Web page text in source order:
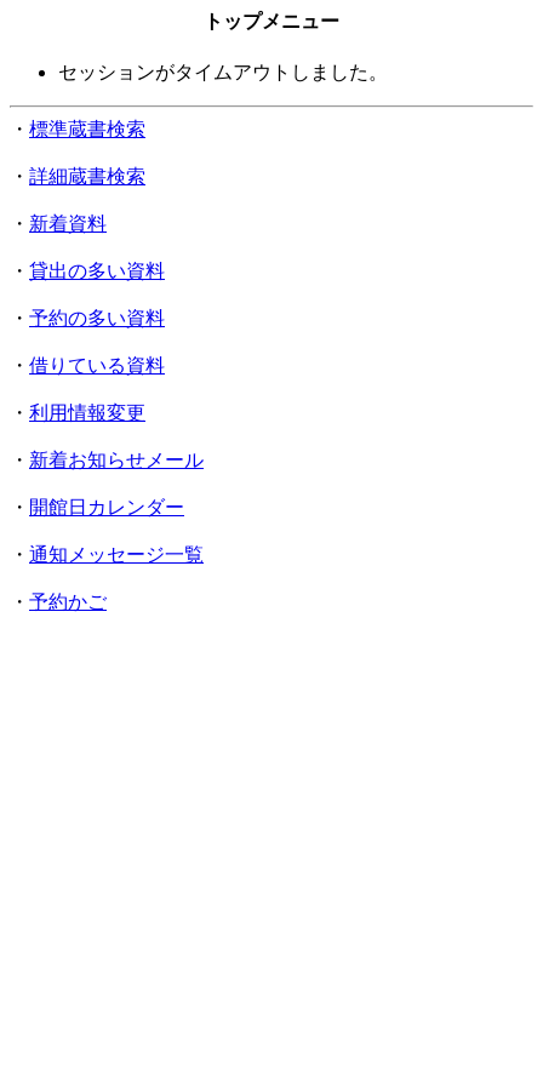
トップメニュー
セッションがタイムアウトしました。
・ 標準蔵書検索
・ 詳細蔵書検索
・ 新着資料
・ 貸出の多い資料
・ 予約の多い資料
・ 借りている資料
・ 利用情報変更
・ 新着お知らせメール
・ 開館日カレンダー
・ 通知メッセージ一覧
・ 予約かご